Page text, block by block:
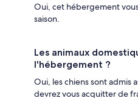
Oui, cet hébergement
saison.
Les animaux
l'hébergement ?
Oui, les chiens sont admis
devrez vous acquitter de